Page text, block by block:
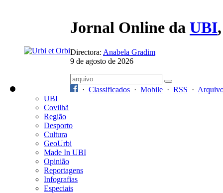
Jornal Online da UBI
Directora: Anabela Gradim
9 de agosto de 2026
· Classificados · Mobile · RSS ·
UBI
Covilhã
Região
Desporto
Cultura
GeoUrbi
Made In UBI
Opinião
Reportagens
Infografias
Especiais